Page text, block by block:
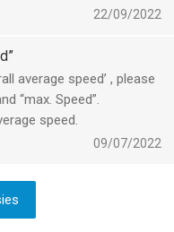
22/09/2022
average speed’ , please
“max. Speed”.
speed.
09/07/2022